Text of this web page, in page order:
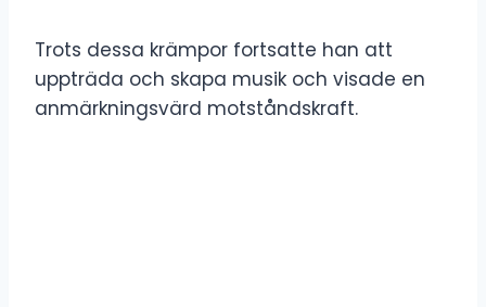
Trots dessa krämpor fortsatte han att
uppträda och skapa musik och visade en
anmärkningsvärd motståndskraft.